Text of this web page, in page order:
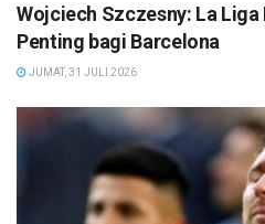
Wojciech Szczesny: La
Penting bagi Barcelona
JUMAT, 31 JULI 2026